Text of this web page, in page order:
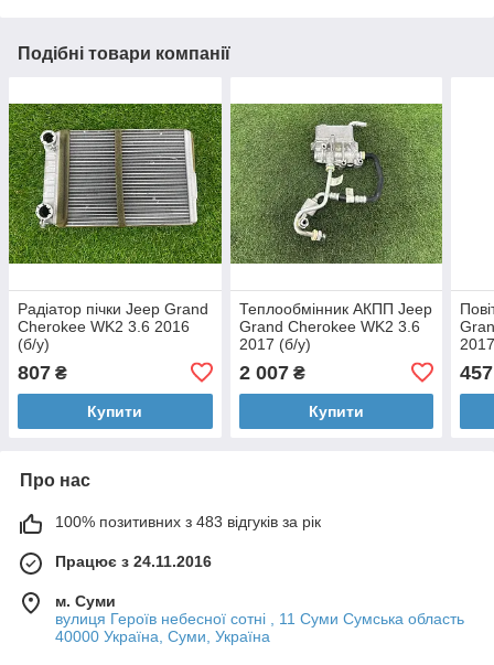
Подібні товари компанії
Радіатор пічки Jeep Grand
Cherokee WK2 3.6 2016
(б/у)
807 ₴
Купити
Теплообмінник АКПП Jeep
Grand Cherokee WK2 3.6
2017 (б/у)
2 007₴
Купити
457
Про нас
100% позитивних з 483 відгуків за рік
Працює з 24.11.2016
м. Суми
вулиця Героїв небесної сотні , 11 Суми Сумська область
40000 Україна, Суми, Україна